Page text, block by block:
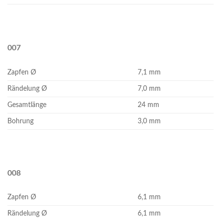
007
Zapfen Ø 7,1 mm
Rändelung Ø 7,0 mm
Gesamtlänge 24 mm
Bohrung 3,0 mm
008
Zapfen Ø 6,1 mm
Rändelung Ø 6,1 mm